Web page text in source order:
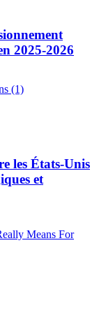
2025-2026
les États-Unis
et